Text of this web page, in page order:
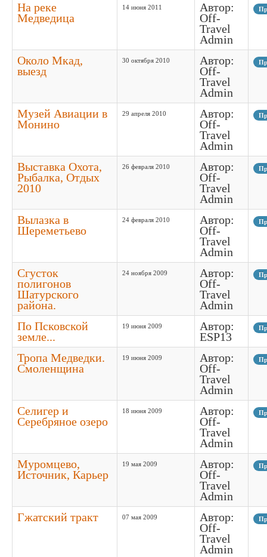
На реке
Медведица
14 июня 2011
Автор:
Off-
Travel
Admin
Около Мкад,
выезд
30 октября 2010
Автор:
Off-
Travel
Admin
Музей Авиации в
Монино
29 апреля 2010
Автор:
Off-
Travel
Admin
Выставка Охота,
Рыбалка, Отдых
2010
26 февраля 2010
Автор:
Off-
Travel
Admin
Вылазка в
Шереметьево
24 февраля 2010
Автор:
Off-
Travel
Admin
Сгусток
полигонов
Шатурского
района.
24 ноября 2009
Автор:
Off-
Travel
Admin
По Псковской
земле...
19 июня 2009
Автор:
ESP13
Тропа Медведки.
Смоленщина
19 июня 2009
Автор:
Off-
Travel
Admin
Селигер и
Серебряное озеро
18 июня 2009
Автор:
Off-
Travel
Admin
Муромцево,
Источник, Карьер
19 мая 2009
Автор:
Off-
Travel
Admin
Гжатский тракт 07 мая 2009
Автор:
Off-
Travel
Admin